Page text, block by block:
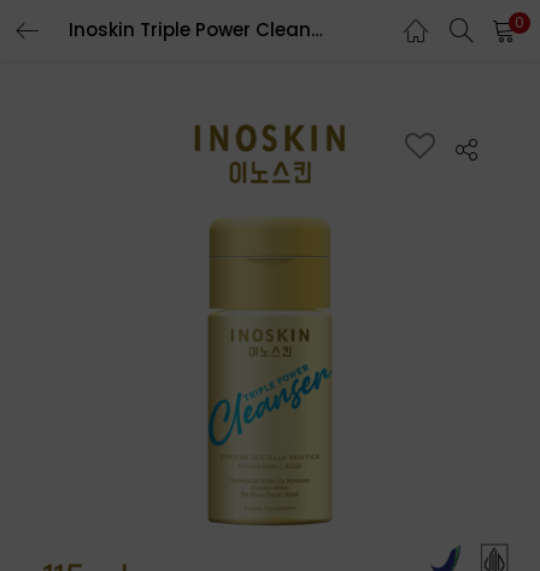
Inoskin Triple Power Cleanser with Serum 115mL 0